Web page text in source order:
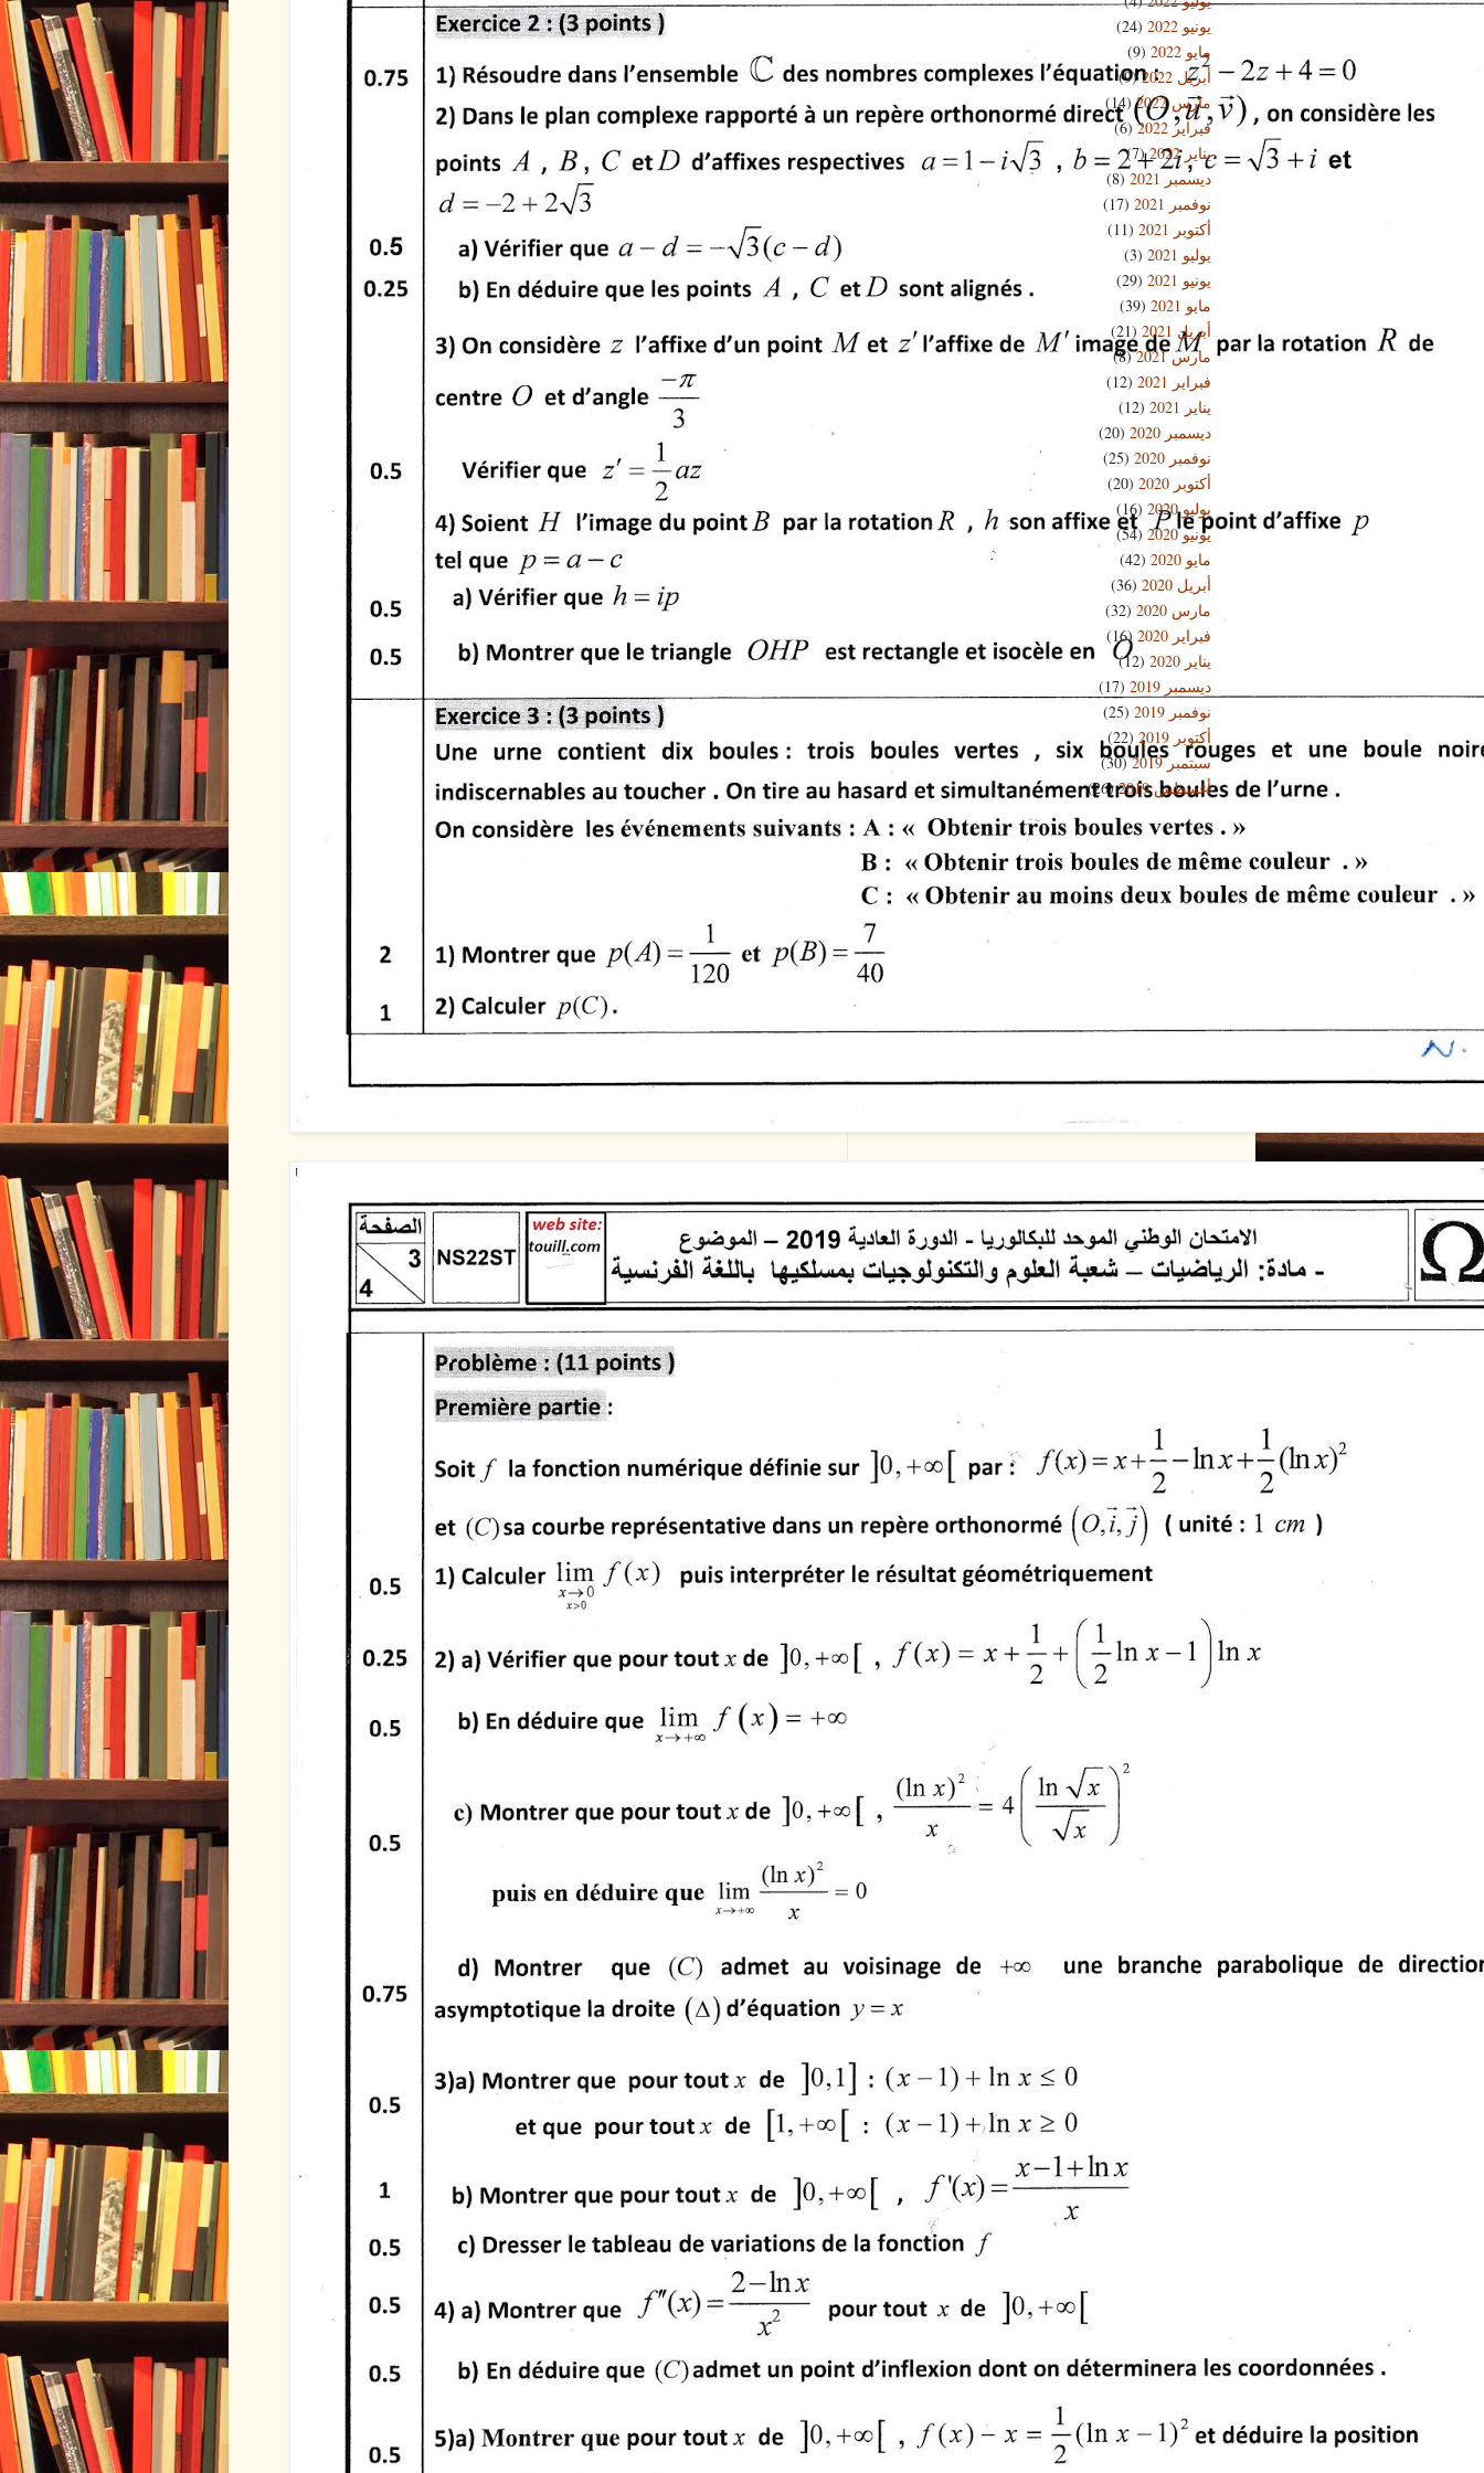
يونيو 2022
(24)
مايو 2022
(9)
أبريل 2022
(9)
مارس 2022
(14)
فبراير 2022
(6)
يناير 2022
(7)
ديسمبر 2021
(8)
نوفمبر 2021
(17)
أكتوبر 2021
(11)
يوليو 2021
(3)
يونيو 2021
(29)
مايو 2021
(39)
أبريل 2021
(21)
مارس 2021
(8)
فبراير 2021
(12)
يناير 2021
(12)
ديسمبر 2020
(20)
نوفمبر 2020
(25)
أكتوبر 2020
(20)
يوليو 2020
(16)
يونيو 2020
(54)
مايو 2020
(42)
أبريل 2020
(36)
مارس 2020
(32)
فبراير 2020
(16)
يناير 2020
(12)
ديسمبر 2019
(17)
نوفمبر 2019
(25)
أكتوبر 2019
(22)
سبتمبر 2019
(30)
أغسطس 2019
(26)